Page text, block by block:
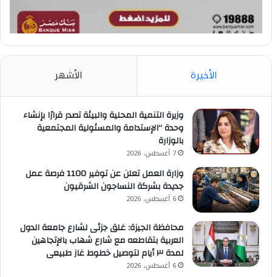
الأخيرة الأشهر
وزيرة التنمية المحلية والبيئة تصدر قرارًا بإنشاء
وحدة “الإستدامة والمسئولية المجتمعية
بالوزارة
7 أغسطس، 2026
وزارة العمل تعلن عن توفير 1100 فرصة عمل
جديدة بشركة النساجون الشرقيون
6 أغسطس، 2026
محافظة الجيزة: غلق جزئى لشارع جامعة الدول
العربية بتقاطعه مع شارع شهاب بالإتجاهين
لمدة ٣ أيام لتوصيل خطوط غاز طبيعى
6 أغسطس، 2026